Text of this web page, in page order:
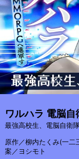
ワルハラ 電脳
最強高校生、電脳自衛
原作／柳内たくみ(一
案／ヨシモト